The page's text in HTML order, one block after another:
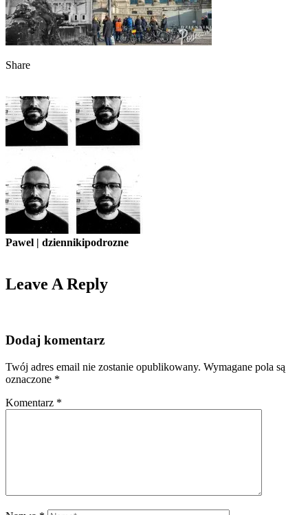
Share
Pawel | dziennikipodrozne
Leave A Reply
Dodaj komentarz
Twój adres email nie zostanie opublikowany. Wymagane pola są
oznaczone *
Komentarz *